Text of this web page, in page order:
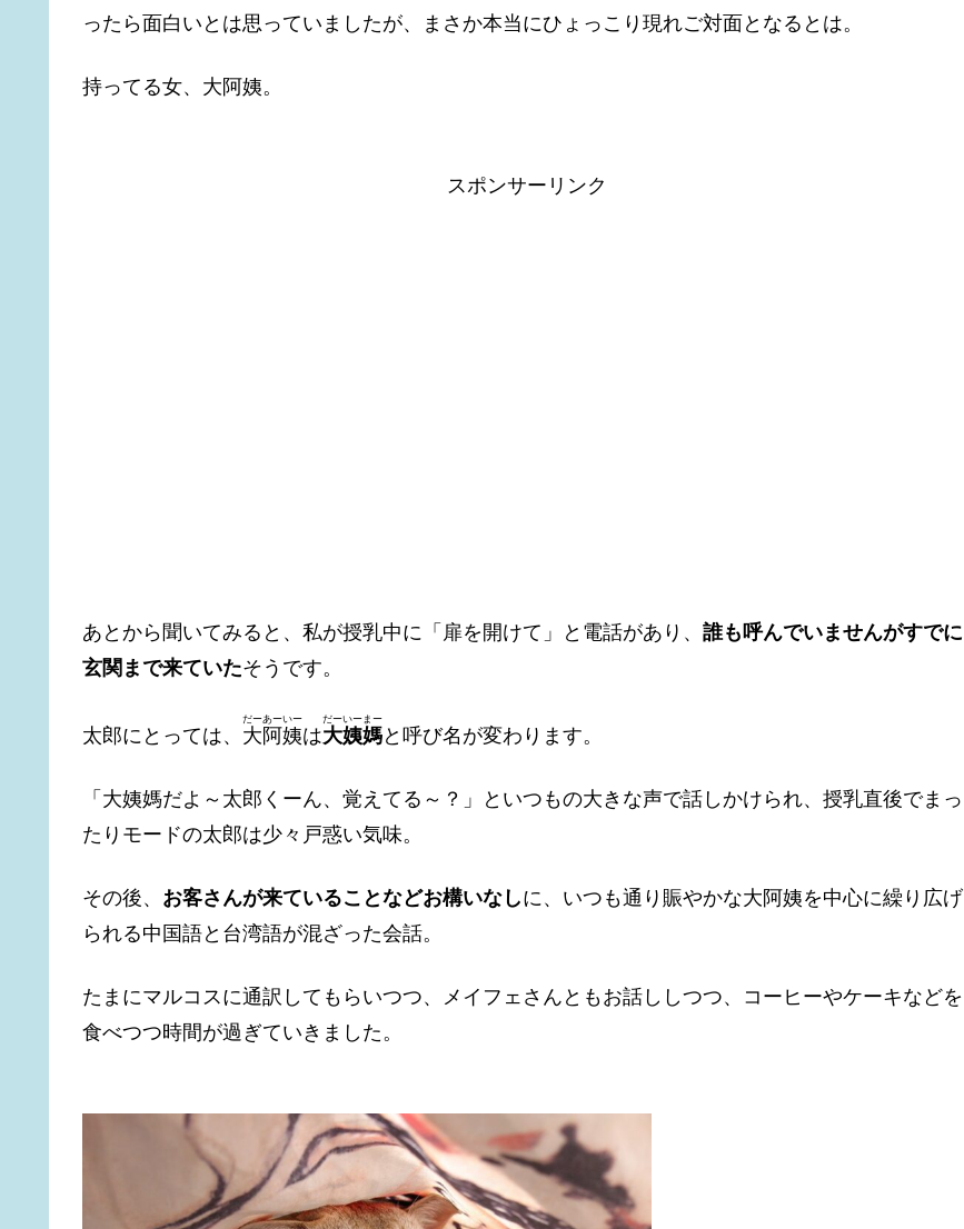
ったら面白いとは思っていましたが、まさか本当にひょっこり現れご対面となるとは。
持ってる女、大阿姨。
スポンサーリンク
あとから聞いてみると、私が授乳中に「扉を開けて」と電話があり、 誰も呼んでいませんがすでに
玄関まで来ていたそうです。
太郎にとっては、 大阿姨
だーあーいー
は大姨媽
だーいーまー
と呼び名が変わります。
「大姨媽だよ～太郎くーん、覚えてる～？」といつもの大きな声で話しかけられ、授乳直後でまっ
たりモードの太郎は少々戸惑い気味。
その後、 お客さんが来ていることなどお構いなしに、いつも通り賑やかな大阿姨を中心に繰り広げ
られる中国語と台湾語が混ざった会話。
たまにマルコスに通訳してもらいつつ、メイフェさんともお話ししつつ、コーヒーやケーキなどを
食べつつ時間が過ぎていきました。